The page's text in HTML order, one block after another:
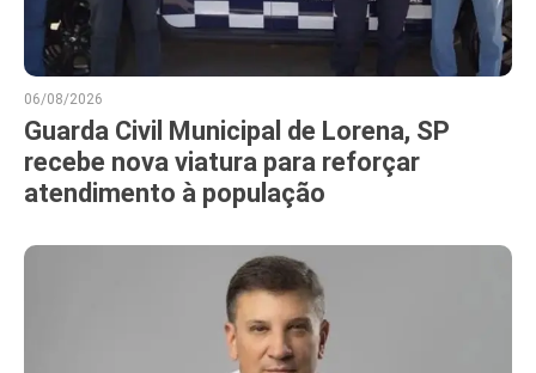
06/08/2026
Guarda Civil Municipal de Lorena, SP
recebe nova viatura para reforçar
atendimento à população